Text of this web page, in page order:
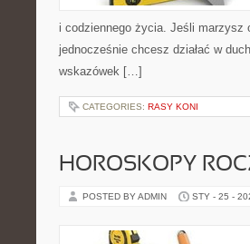
i codziennego życia. Jeśli marzysz
jednocześnie chcesz działać w
wskazówek […]
CATEGORIES: RASY KONI
HOROSKOPY
POSTED BY ADMIN STY - 25 -